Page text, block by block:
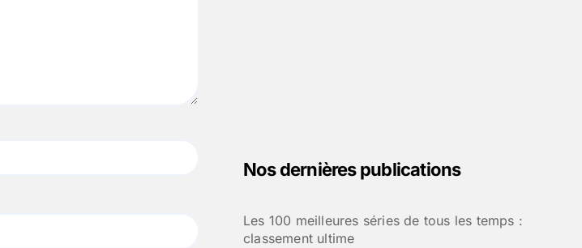
Nos dernières publications
Les 100 meilleures séries de tous les temps :
classement ultime